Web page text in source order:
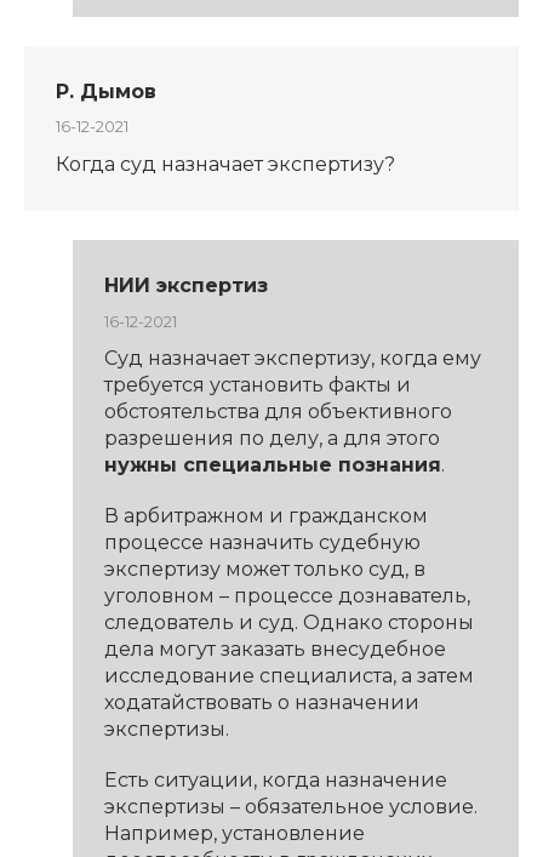
Р. Дымов
16-12-2021
Когда суд назначает экспертизу?
НИИ экспертиз
16-12-2021
Суд назначает экспертизу, когда ему
требуется установить факты и
обстоятельства для объективного
разрешения по делу, а для этого
нужны специальные познания.
В арбитражном и гражданском
процессе назначить судебную
экспертизу может только суд, в
уголовном – процессе дознаватель,
следователь и суд. Однако стороны
дела могут заказать внесудебное
исследование специалиста, а затем
ходатайствовать о назначении
экспертизы.
Есть ситуации, когда назначение
экспертизы – обязательное условие.
Например, установление